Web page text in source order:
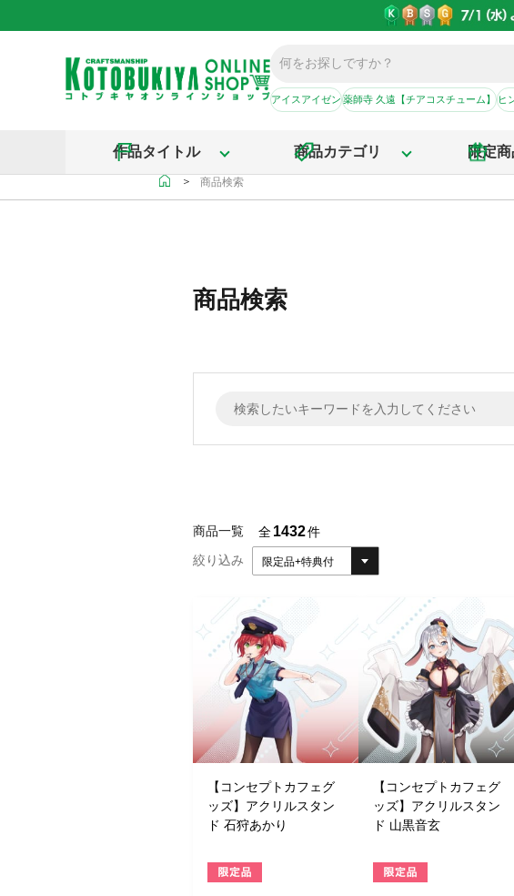
アイスアイゼン薬師寺 久遠【チアコスチューム】ヒ
作品タイトル 商品カテゴリ 限定
＞ 商品検索
商品検索
商品一覧 全1432件
絞り込み 限定品+特典付
【コンセプトカフェグ
ッズ】アクリルスタン
ド 石狩あかり
【コンセプトカフェグ
ッズ】アクリルスタン
ド 山黒音玄